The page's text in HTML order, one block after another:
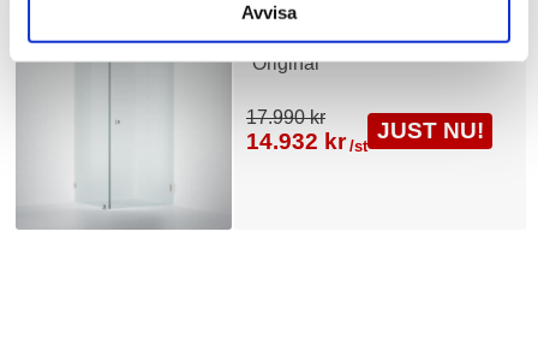
Avvisa
INR Duschhörna ARC 13
Original
17.990 kr
14.932 kr /st
JUST NU!